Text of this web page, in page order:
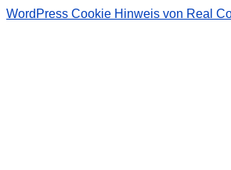
WordPress Cookie Hinweis von Real